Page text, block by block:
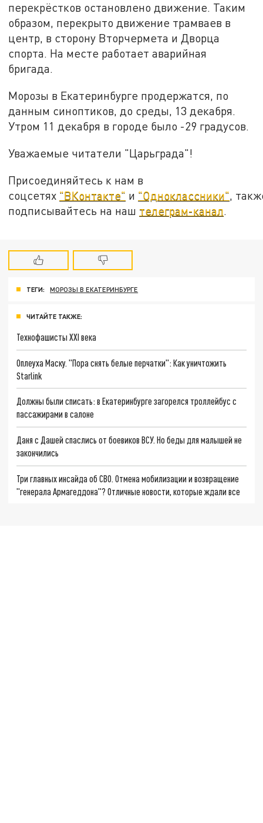
перекрёстков остановлено движение. Таким
образом, перекрыто движение трамваев в
центр, в сторону Вторчермета и Дворца
спорта. На месте работает аварийная
бригада.
Морозы в Екатеринбурге продержатся, по
данным синоптиков, до среды, 13 декабря.
Утром 11 декабря в городе было -29 градусов.
Уважаемые читатели "Царьграда"!
Присоединяйтесь к нам в
соцсетях "ВКонтакте" и "Одноклассники" ,
подписывайтесь на наш телеграм-канал
ТЕГИ: МОРОЗЫ В ЕКАТЕРИНБУРГЕ
ЧИТАЙТЕ ТАКЖЕ:
Технофашисты XXI века
Оплеуха Маску. "Пора снять белые перчатки": Как уничтожить
Starlink
Должны были списать: в Екатеринбурге загорелся троллейбус с
пассажирами в салоне
Даня с Дашей спаслись от боевиков ВСУ. Но беды для малышей не
закончились
Три главных инсайда об СВО. Отмена мобилизации и возвращение
"генерала Армагеддона"? Отличные новости, которые ждали все